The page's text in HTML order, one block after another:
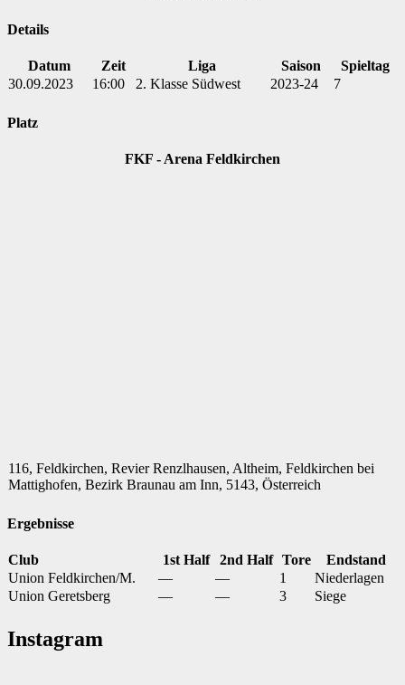
Details
Datum Zeit Liga Saison
Spieltag
30.09.2023
16:00 2. Klasse Südwest 2023-24 7
Platz
FKF - Arena Feldkirchen
116, Feldkirchen, Revier Renzlhausen, Altheim, Feldkirchen bei
Mattighofen, Bezirk Braunau am Inn, 5143, Österreich
Ergebnisse
Club 1st Half 2nd Half Tore
Endstand
Union Feldkirchen/M.
— — 1
Niederlagen
Union Geretsberg
— — 3 Siege
Instagram